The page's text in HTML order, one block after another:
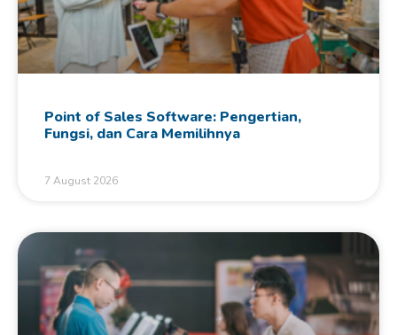
Point of Sales Software: Pengertian,
Fungsi, dan Cara Memilihnya
7 August 2026